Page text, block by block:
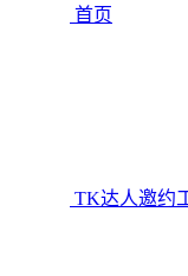
首页
TK达人邀约